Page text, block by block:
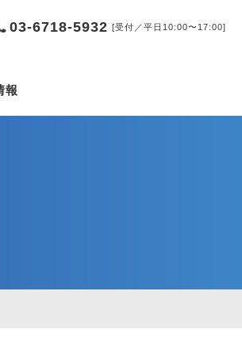
03-6718-5932 [受付／平日10:00〜17:00]
報